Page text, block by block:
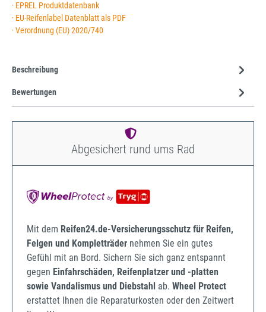
· EPREL Produktdatenbank
· EU-Reifenlabel Datenblatt als PDF
· Verordnung (EU) 2020/740
Beschreibung
Bewertungen
Abgesichert rund ums Rad
Mit dem Reifen24.de-Versicherungsschutz für Reifen,
Felgen und Kompletträder nehmen Sie ein gutes
Gefühl mit an Bord. Sichern Sie sich ganz entspannt
gegen Einfahrschäden, Reifenplatzer und -platten
sowie Vandalismus und Diebstahl ab. Wheel Protect
erstattet Ihnen die Reparaturkosten oder den Zeitwert